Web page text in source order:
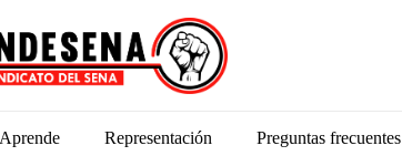
Aprende Representación Preguntas frecuentes